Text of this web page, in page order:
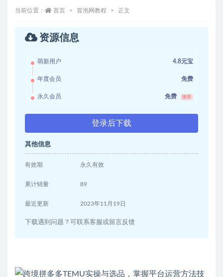
当前位置： 首页 冒泡网教程 正文
资源信息
萌新用户 4.8元宝
年度会员 免费
永久会员 免费 推荐
登录后下载
其他信息
有效期 永久有效
累计销量 89
最近更新 2023年11月19日
下载遇到问题？可联系客服或留言反馈